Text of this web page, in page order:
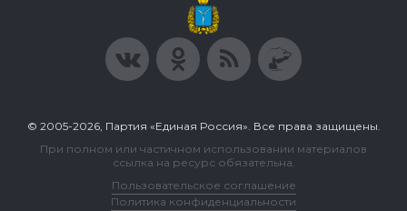
© 2005-2026, Партия «Единая Россия». Все права защищены.
При полном или частичном использовании материалов
ссылка на ресурс обязательна.
Пользовательское соглашение
Политика конфиденциальности